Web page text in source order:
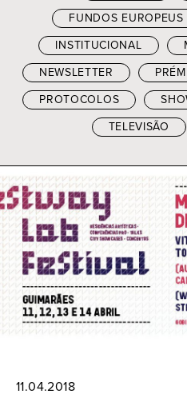
FUNDOS EUROPEUS
INSTITUCIONAL
NEWSLETTER
PROTOCOLOS
TELEVISÃO
11.04.2018